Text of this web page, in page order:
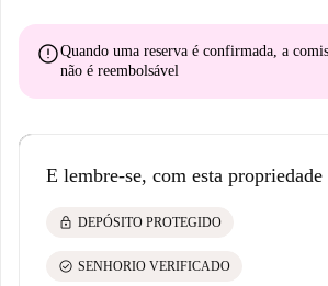
errorQuando uma reserva é confirmada, a
não é reembolsável
E lembre-se, com esta propriedade
lock DEPÓSITO PROTEGIDO
check_circle SENHORIO VERIFICADO